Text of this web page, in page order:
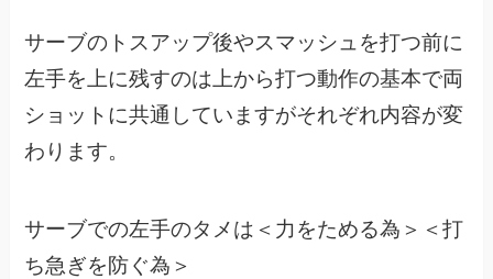
サーブのトスアップ後やスマッシュを打つ前に
左手を上に残すのは上から打つ動作の基本で両
ショットに共通していますがそれぞれ内容が変
わります。
サーブでの左手のタメは＜力をためる為＞＜打
ち急ぎを防ぐ為＞